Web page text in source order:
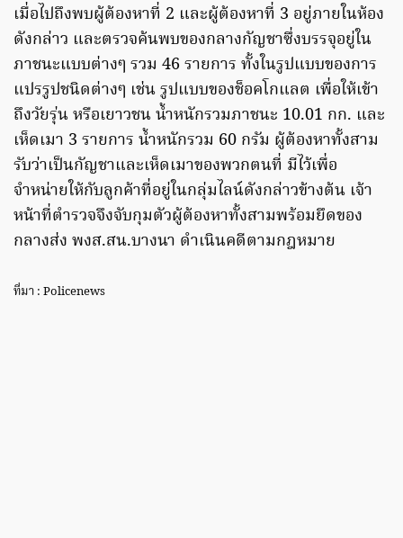
เมื่อไปถึงพบผู้ต้องหาที่ 2 และผู้ต้องหาที่ 3 อยู่ภายในห้อง
ดังกล่าว และตรวจค้นพบของกลางกัญชาซึ่งบรรจุอยู่ใน
ภาชนะแบบต่างๆ รวม 46 รายการ ทั้งในรูปแบบของการ
แปรรูปชนิดต่างๆ เช่น รูปแบบของช็อคโกแลต เพื่อให้เข้า
ถึงวัยรุ่น หรือเยาวชน น้ำหนักรวมภาชนะ 10.01 กก. และ
เห็ดเมา 3 รายการ น้ำหนักรวม 60 กรัม ผู้ต้องหาทั้งสาม
รับว่าเป็นกัญชาและเห็ดเมาของพวกตนที่ มีไว้เพื่อ
จำหน่ายให้กับลูกค้าที่อยู่ในกลุ่มไลน์ดังกล่าวข้างต้น เจ้า
หน้าที่ตำรวจจึงจับกุมตัวผู้ต้องหาทั้งสามพร้อมยึดของ
กลางส่ง พงส.สน.บางนา ดำเนินคดีตามกฎหมาย
ที่มา : Policenews